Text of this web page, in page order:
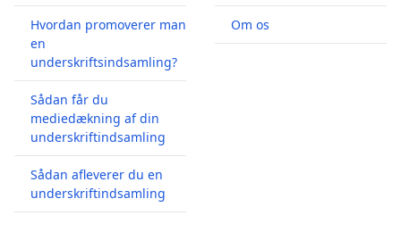
Hvordan promoverer man
en
underskriftsindsamling?
Sådan får du
mediedækning af din
underskriftindsamling
Sådan afleverer du en
underskriftindsamling
Om os